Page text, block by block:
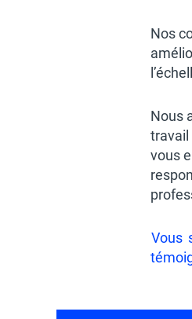
Nos
Nous
travail
vous
Vous